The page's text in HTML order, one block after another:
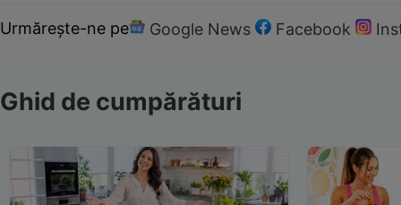
Urmărește-ne pe Google News Facebook
Ghid de cumpărături